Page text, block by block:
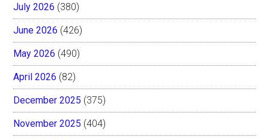
July 2026 (380)
June 2026 (426)
May 2026 (490)
April 2026 (82)
December 2025 (375)
November 2025 (404)